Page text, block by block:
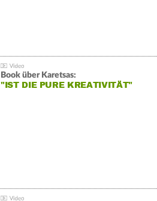
Book über Karetsas:
"IST DIE PURE KREATIVITÄT"